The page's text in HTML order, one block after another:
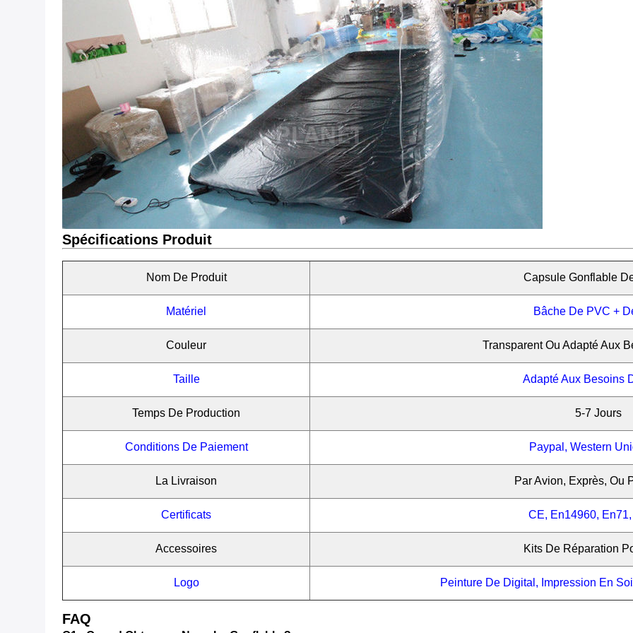
Spécifications Produit
Nom De Produit Capsule Gonflable
Matériel Bâche De PVC +
Couleur Transparent Ou Adapté Aux
Taille Adapté Aux Besoins
Temps De Production 5-7 Jours
Conditions De Paiement Paypal, Western
La Livraison Par Avion, Exprès, Ou
Certificats CE, En14960, En71,
Accessoires Kits De Réparation
Logo Peinture De Digital, Impression En
FAQ